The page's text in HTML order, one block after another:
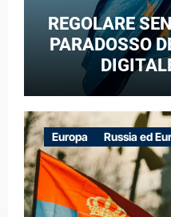
REGOLARE
PARADOSSO
Europa Russia ed